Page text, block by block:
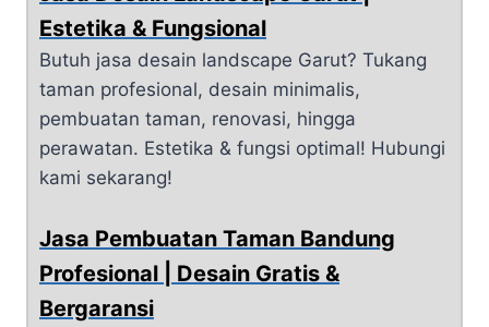
Estetika & Fungsional
Butuh jasa desain landscape Garut? Tukang
taman profesional, desain minimalis,
pembuatan taman, renovasi, hingga
perawatan. Estetika & fungsi optimal! Hubungi
kami sekarang!
Jasa Pembuatan Taman Bandung
Profesional | Desain Gratis &
Bergaransi